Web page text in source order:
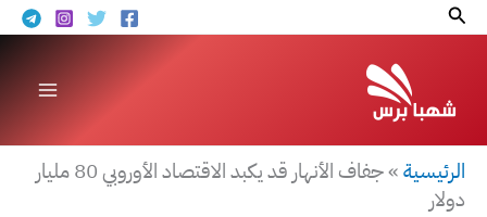
تخطيالبحث
الرئيسية»
جفاف الأنهار قد يكبد الاقتصاد الأوروبي 80 مليار
دولار